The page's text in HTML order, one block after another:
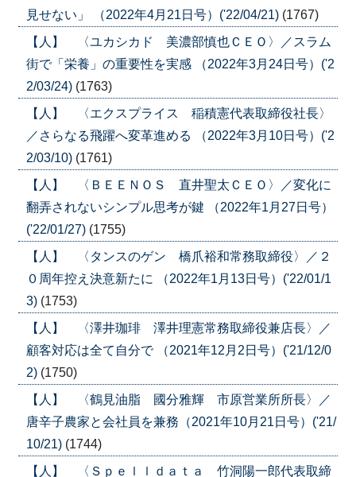
見せない」 （2022年4月21日号）('22/04/21) (1767)
【人】 〈ユカシカド 美濃部慎也ＣＥＯ〉／スラム
街で「栄養」の重要性を実感 （2022年3月24日号）('2
2/03/24) (1763)
【人】 〈エクスプライス 稲積憲代表取締役社長〉
／さらなる飛躍へ変革進める （2022年3月10日号）('2
2/03/10) (1761)
【人】 〈ＢＥＥＮＯＳ 直井聖太ＣＥＯ〉／変化に
翻弄されないシンプル思考が鍵 （2022年1月27日号）
('22/01/27) (1755)
【人】 〈タンスのゲン 橋爪裕和常務取締役〉／２
０周年控え決意新たに （2022年1月13日号）('22/01/1
3) (1753)
【人】 〈澤井珈琲 澤井理憲常務取締役兼店長〉／
顧客対応は全て自分で （2021年12月2日号）('21/12/0
2) (1750)
【人】 〈鶴見油脂 國分雅輝 市原営業所所長〉／
唐辛子農家と会社員を兼務（2021年10月21日号）('21/
10/21) (1744)
【人】 〈Ｓｐｅｌｌｄａｔａ 竹洞陽一郎代表取締